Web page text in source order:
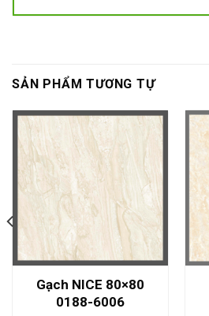
SẢN PHẨM TƯƠNG TỰ
Gạch NICE 80×80
0188-6006